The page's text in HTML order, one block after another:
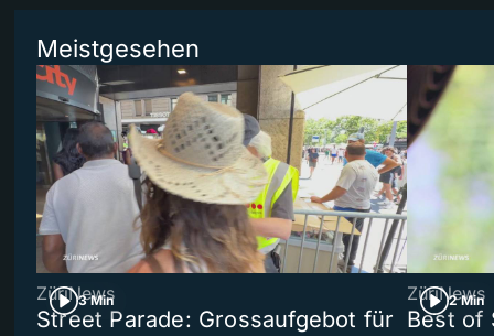
Meistgesehen
3 Min
ZüriNews
Street Parade: Grossaufgebot für
2 Min
ZüriNews
Best of